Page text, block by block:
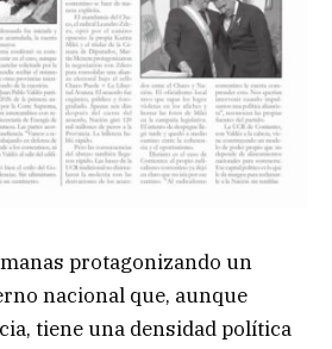
protagonizando un
nacional que, aunque
tiene una densidad política